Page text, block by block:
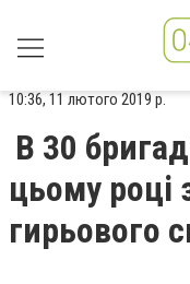
10:36, 11 лютого 2019 р.
В 30
цьому році
гирьового